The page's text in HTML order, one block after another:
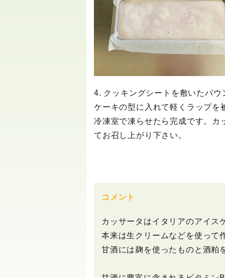
4. クッキングシートを敷いたパウ
ケーキの型に入れて軽くラップを
冷凍室で凍らせたら完成です。カ
てお召し上がり下さい。
コメント
カッサータはイタリアのアイス
本来は生クリームなどを使って
甘酒には麹を使ったものと酒粕